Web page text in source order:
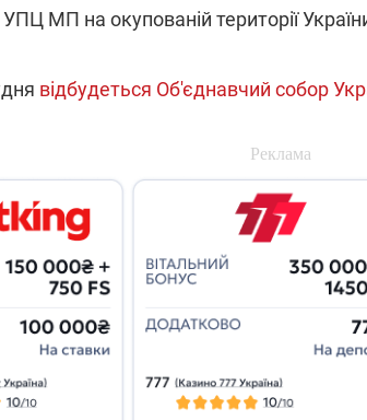
МП на окупованій території
відбудеться Об'єднавчий собор